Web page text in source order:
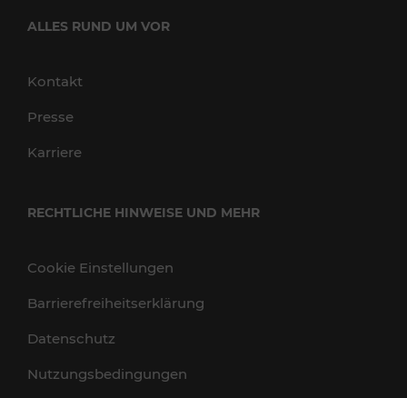
ALLES RUND UM VOR
Kontakt
Presse
Karriere
RECHTLICHE HINWEISE UND MEHR
Cookie Einstellungen
Barrierefreiheitserklärung
Datenschutz
Nutzungsbedingungen